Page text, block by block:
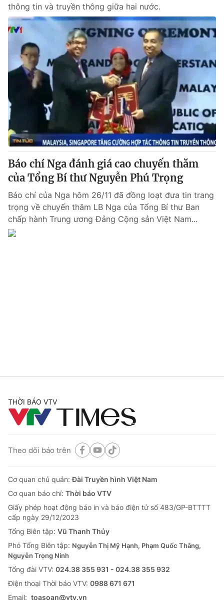
thông tin và truyền thông giữa hai nước.
Báo chí Nga đánh giá cao chuyến thăm
của Tổng Bí thư Nguyễn Phú Trọng
Báo chí của Nga hôm 26/11 đã đồng loạt đưa tin trang
trọng về chuyến thăm LB Nga của Tổng Bí thư Ban
chấp hành Trung ương Đảng Cộng sản Việt Nam...
THỜI BÁO VTV
Theo dõi báo trên
Cơ quan chủ quản:Đài Truyền hình Việt Nam
Cơ quan báo chí: Thời báo VTV
Giấy phép hoạt động báo in và báo điện tử số 483/GP-BTTTT
cấp ngày 29/12/2023
Tổng Biên tập: Vũ Thanh Thủy
Phó Tổng Biên tập: Nguyễn Thị Mỹ Hạnh, Phạm Quốc Thắng,
Nguyễn Trọng Ninh
Tổng đài VTV: 024.38 355 931 - 024.38 355 932
Ðiện thoại Thời báo VTV: 0988 671 671
Email: toasoan@vtv.vn